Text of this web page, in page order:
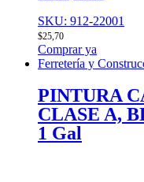
SKU: 912-22001
$25,70
Comprar ya
Ferretería y
PINTURA
CLASE A,
1 Gal